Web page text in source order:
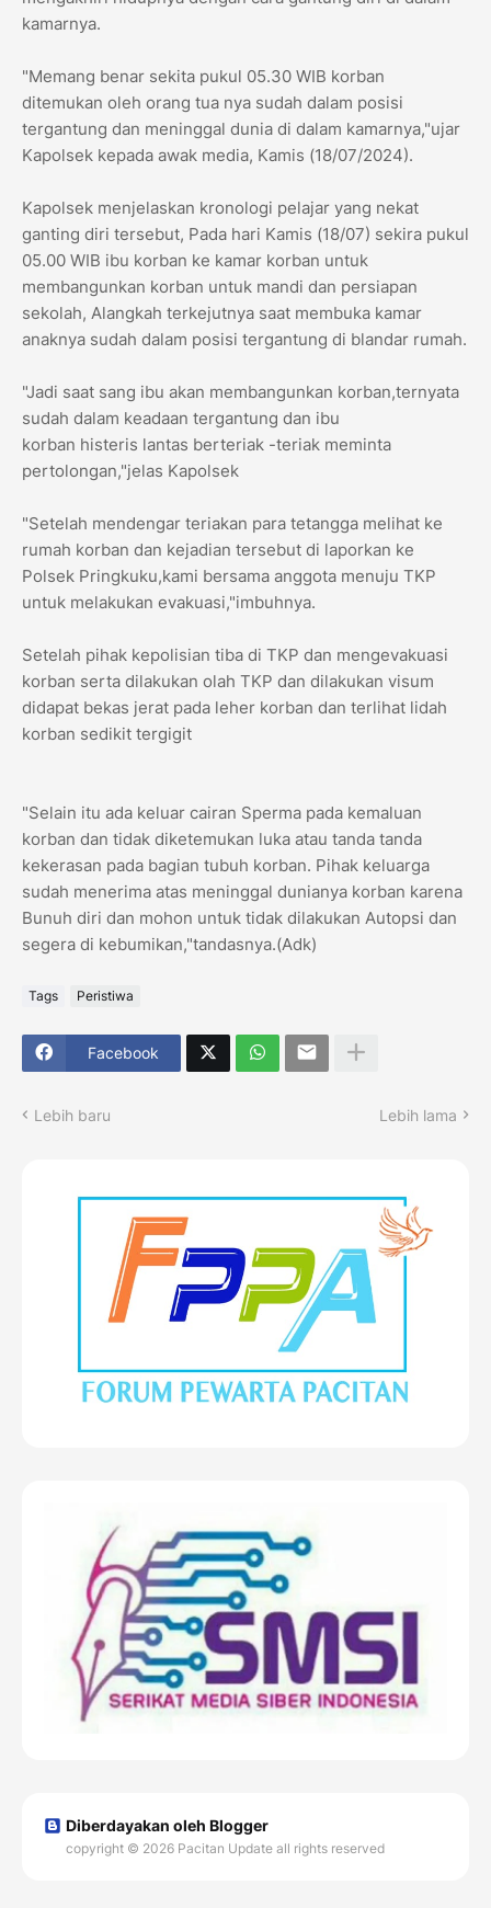
kamarnya.
"Memang benar sekita pukul 05.30 WIB korban
ditemukan oleh orang tua nya sudah dalam posisi
tergantung dan meninggal dunia di dalam kamarnya,"ujar
Kapolsek kepada awak media, Kamis (18/07/2024).
Kapolsek menjelaskan kronologi pelajar yang nekat
ganting diri tersebut, Pada hari Kamis (18/07) sekira pukul
05.00 WIB ibu korban ke kamar korban untuk
membangunkan korban untuk mandi dan persiapan
sekolah, Alangkah terkejutnya saat membuka kamar
anaknya sudah dalam posisi tergantung di blandar rumah.
"Jadi saat sang ibu akan membangunkan korban,ternyata
sudah dalam keadaan tergantung dan ibu
korban histeris lantas berteriak -teriak meminta
pertolongan,"jelas Kapolsek
"Setelah mendengar teriakan para tetangga melihat ke
rumah korban dan kejadian tersebut di laporkan ke
Polsek Pringkuku,kami bersama anggota menuju TKP
untuk melakukan evakuasi,"imbuhnya.
Setelah pihak kepolisian tiba di TKP dan mengevakuasi
korban serta dilakukan olah TKP dan dilakukan visum
didapat bekas jerat pada leher korban dan terlihat lidah
korban sedikit tergigit
"Selain itu ada keluar cairan Sperma pada kemaluan
korban dan tidak diketemukan luka atau tanda tanda
kekerasan pada bagian tubuh korban. Pihak keluarga
sudah menerima atas meninggal dunianya korban karena
Bunuh diri dan mohon untuk tidak dilakukan Autopsi dan
segera di kebumikan,"tandasnya.(Adk)
Tags Peristiwa
Facebook
Lebih baru Lebih lama
Diberdayakan oleh Blogger
copyright © 2026 Pacitan Update all rights reserved